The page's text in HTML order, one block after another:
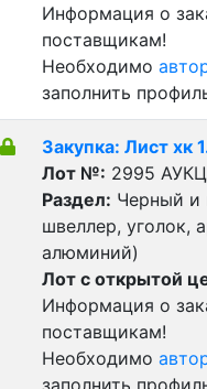
Информация о
поставщикам!
Необходимо
заполнить
Закупка: Лист хк
Лот №: 2995
Раздел: Черный и
швеллер, уголок,
алюминий)
Лот с открытой
Информация о
поставщикам!
Необходимо
заполнить